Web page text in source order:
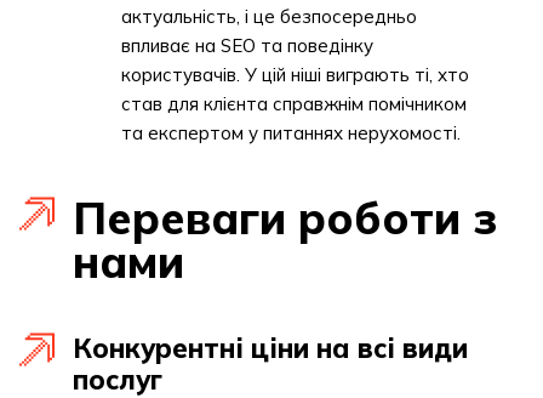
актуальність, і це безпосередньо
впливає на SEO та поведінку
користувачів. У цій ніші виграють ті, хто
став для клієнта справжнім помічником
та експертом у питаннях нерухомості.
Переваги роботи з
нами
Конкурентні ціни на всі види
послуг